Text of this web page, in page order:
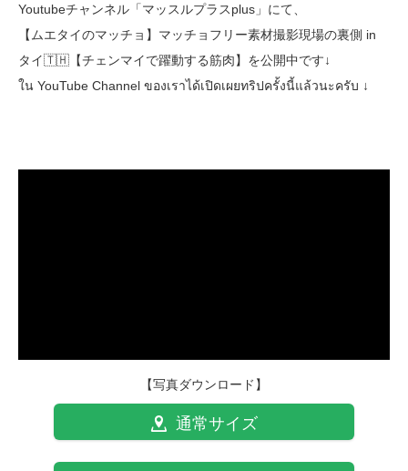
Youtubeチャンネル「マッスルプラスplus」にて、
【ムエタイのマッチョ】マッチョフリー素材撮影現場の裏側 in
タイ🇹🇭【チェンマイで躍動する筋肉】を公開中です↓
ใน YouTube Channel ของเราได้เปิดเผยทริปครั้งนี้แล้วนะครับ ↓
【写真ダウンロード】
通常サイズ